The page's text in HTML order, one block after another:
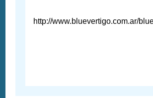
http://www.bluevertigo.com.ar/